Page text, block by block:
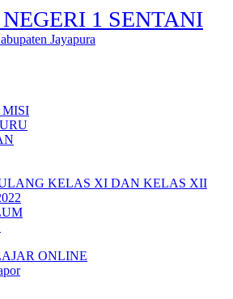
1 SENTANI
Jayapura
KELAS XI DAN KELAS XII
ONLINE